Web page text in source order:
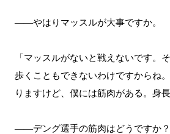
――やはりマッスルが大事ですか。
「マッスルがないと戦えないです。
歩くこともできないわけですからね
りますけど、僕には筋肉がある。身
――デング選手の筋肉はどうですか？